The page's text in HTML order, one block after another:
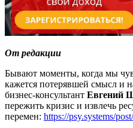
От редакции
Бывают моменты, когда мы
кажется потерявшей смысл и
бизнес-консультант Евгений
пережить кризис и извлечь
перемен: https://psy.systems/